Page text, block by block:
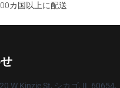
カ国以上に配送
W Kinzie St, シカゴ, IL 60654,